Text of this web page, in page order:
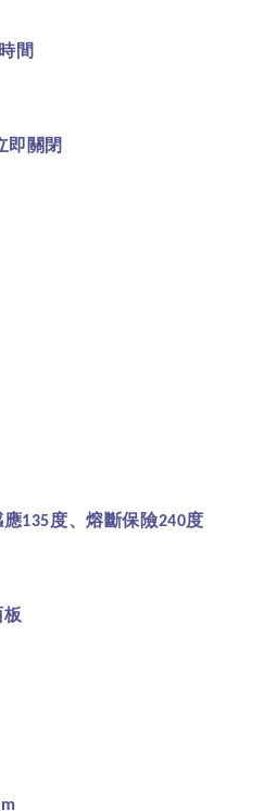
間
即關閉
應135度、熔斷保險240度